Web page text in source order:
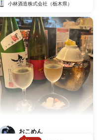
小林酒造株式会社（栃木県）
おこめん